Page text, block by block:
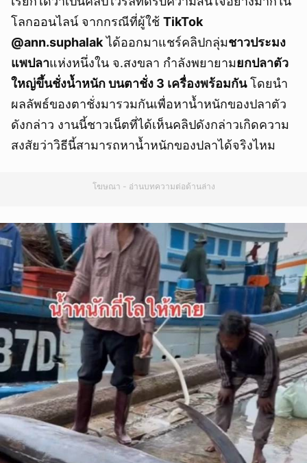
โลกออนไลน์ จากกรณีที่ผู้ใช้ TikTok
@ann.suphalakได้ออกมาแชร์คลิปกลุ่มชาวประมง
แพปลาแห่งหนึ่งใน จ.สงขลา กำลังพยายามยกปลาตัว
ใหญ่ขึ้นชั่งน้ำหนัก บนตาชั่ง 3 เครื่องพร้อมกันโดยนำ
ผลลัพธ์ของตาชั่งมารวมกันเพื่อหาน้ำหนักของปลาตัว
ดังกล่าว งานนี้ชาวเน็ตที่ได้เห็นคลิปดังกล่าวเกิดความ
สงสัยว่าวิธีนี้สามารถหาน้ำหนักของปลาได้จริงไหม
โฆษณา - อ่านบทความต่อด้านล่าง